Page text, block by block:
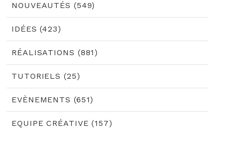
NOUVEAUTÉS (549)
IDÉES (423)
RÉALISATIONS (881)
TUTORIELS (25)
EVÈNEMENTS (651)
EQUIPE CRÉATIVE (157)